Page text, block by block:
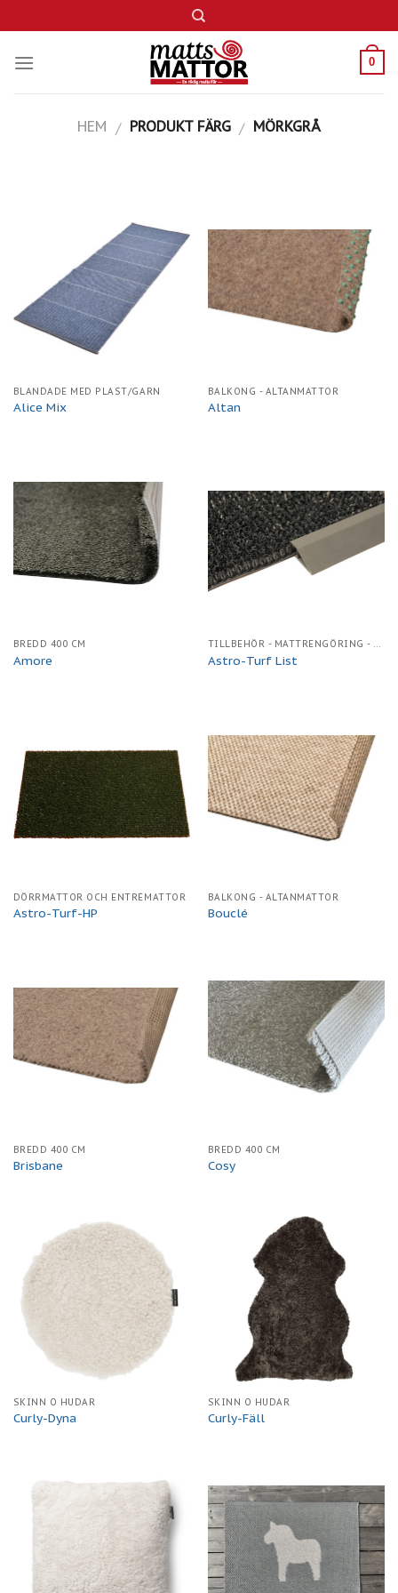
to
content
0
HEM / PRODUKT FÄRG / MÖRKGRÅ
BLANDADE MED PLAST/GARN
Alice Mix
BALKONG - ALTANMATTOR
Altan
BREDD 400 CM
Amore
TILLBEHÖR - MATTRENGÖRING - KANTBAND
Astro-Turf List
DÖRRMATTOR OCH ENTRÉMATTOR
Astro-Turf-HP
BALKONG - ALTANMATTOR
Bouclé
BREDD 400 CM
Brisbane
BREDD 400 CM
Cosy
SKINN O HUDAR
Curly-Dyna
SKINN O HUDAR
Curly-Fäll